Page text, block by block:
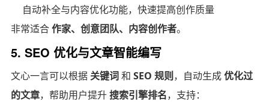
自动补全与内容优化功能，快速提高创作质量
非常适合作家、创意团队、内容创作者。
5. SEO 优化与文章智能编写
文心一言可以根据 关键词和 SEO 规则 ，自动生成优化过
的文章，帮助用户提升搜索引擎排名，支持：